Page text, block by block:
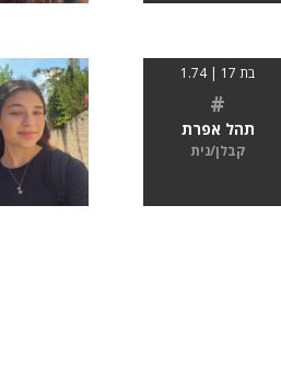
בת 17 | 1.74
#
תהל אפרת
קבלן/נית